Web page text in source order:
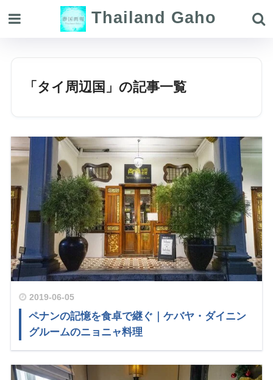
Thailand Gaho
「タイ周辺国」の記事一覧
2019-06-05
ペナンの記憶を食卓で継ぐ｜ケバヤ・ダイニン
グルームのニョニャ料理